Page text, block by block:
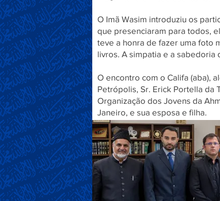
O Imã Wasim introduziu os
que presenciaram para todos,
teve a honra de fazer uma foto
livros. A simpatia e a
O encontro com o Califa (aba),
Petrópolis, Sr. Erick Portella da
Organização dos Jovens da
Janeiro, e sua esposa e filha.